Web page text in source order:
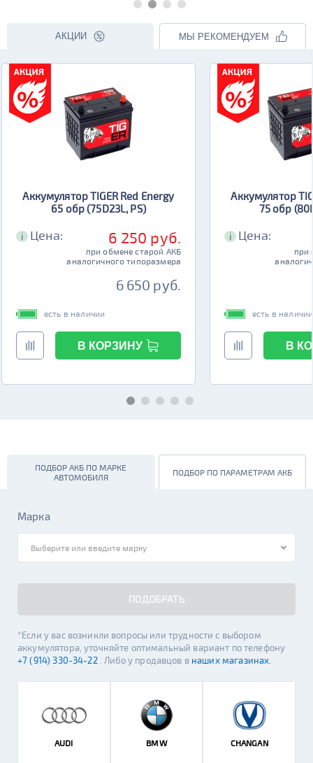
АКЦИИ МЫ РЕКОМЕНДУЕМ
Аккумулятор TIGER Red Energy
65 обр (75D23L, PS)
i Цена: 6 250 руб.
при обмене старой АКБ
аналогичного типоразмера
6 650 руб.
есть в наличии
В КОРЗИНУ
Аккумулятор
75 обр
i Цена:
при
есть в наличии
В
ПОДБОР АКБ ПО МАРКЕ
АВТОМОБИЛЯ
ПОДБОР ПО ПАРАМЕТРАМ АКБ
Марка
ПОДОБРАТЬ
*Если у вас возникли вопросы или трудности с выбором
аккумулятора, уточняйте оптимальный вариант по телефону
+7 (914) 330-34-22 . Либо у продавцов в наших магазинах.
AUDI BMW CHANGAN